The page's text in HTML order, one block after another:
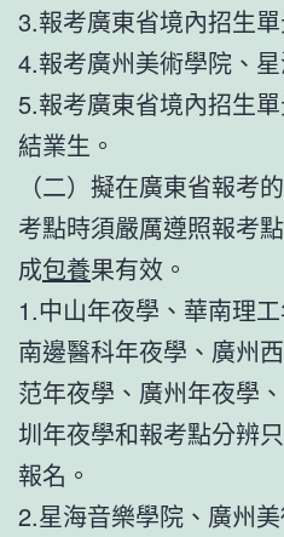
3.報考廣東省境內招生
4.報考廣州美術學院、
5.報考廣東省境內招生
結業生。
（二）擬在廣東省報考
考點時須嚴厲遵照報考
成包養果有效。
1.中山年夜學、華南理
南邊醫科年夜學、廣州
范年夜學、廣州年夜學
圳年夜學和報考點分辨
報名。
2.星海音樂學院、廣州